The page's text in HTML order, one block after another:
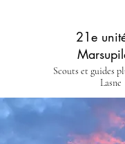
21e
Scouts et guides
Lasne